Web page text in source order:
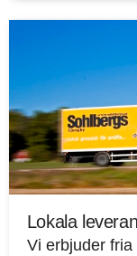
Lokala
Vi erbjuder